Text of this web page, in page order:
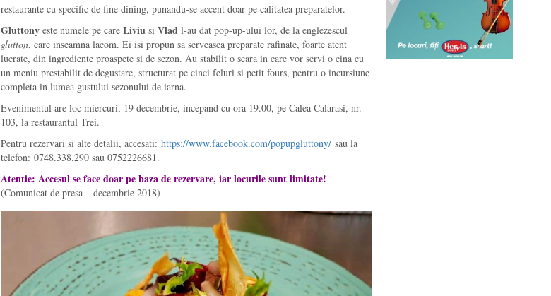
restaurante cu specific de fine dining, punandu-se accent doar pe calitatea preparatelor.
Gluttonyeste numele pe care Liviusi Vladl-au dat pop-up-ului lor, de la englezescul
glutton, care inseamna lacom. Ei isi propun sa serveasca preparate rafinate, foarte atent
lucrate, din ingrediente proaspete si de sezon. Au stabilit o seara in care vor servi o cina cu
un meniu prestabilit de degustare, structurat pe cinci feluri si petit fours, pentru o incursiune
completa in lumea gustului sezonului de iarna.
Evenimentul are loc miercuri, 19 decembrie, incepand cu ora 19.00, pe Calea Calarasi, nr.
103, la restaurantul Trei.
Pentru rezervari si alte detalii, accesati: https://www.facebook.com/popupgluttony/sau la
telefon: 0748.338.290 sau 0752226681.
Atentie: Accesul se face doar pe baza de rezervare, iar locurile sunt limitate!
(Comunicat de presa – decembrie 2018)